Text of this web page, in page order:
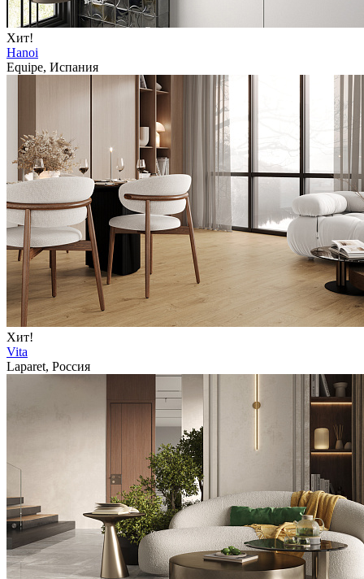
Хит!
Hanoi
Equipe, Испания
Хит!
Vita
Laparet, Россия